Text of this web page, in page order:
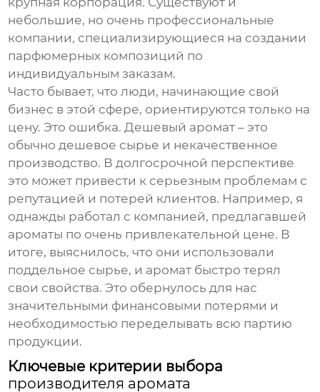
небольшие, но очень профессиональные
компании, специализирующиеся на создании
парфюмерных композиций по
индивидуальным заказам.
Часто бывает, что люди, начинающие свой
бизнес в этой сфере, ориентируются только на
цену. Это ошибка. Дешевый аромат – это
обычно дешевое сырье и некачественное
производство. В долгосрочной перспективе
это может привести к серьезным проблемам с
репутацией и потерей клиентов. Например, я
однажды работал с компанией, предлагавшей
ароматы по очень привлекательной цене. В
итоге, выяснилось, что они использовали
поддельное сырье, и аромат быстро терял
свои свойства. Это обернулось для нас
значительными финансовыми потерями и
необходимостью переделывать всю партию
продукции.
Ключевые критерии выбора
производителя аромата